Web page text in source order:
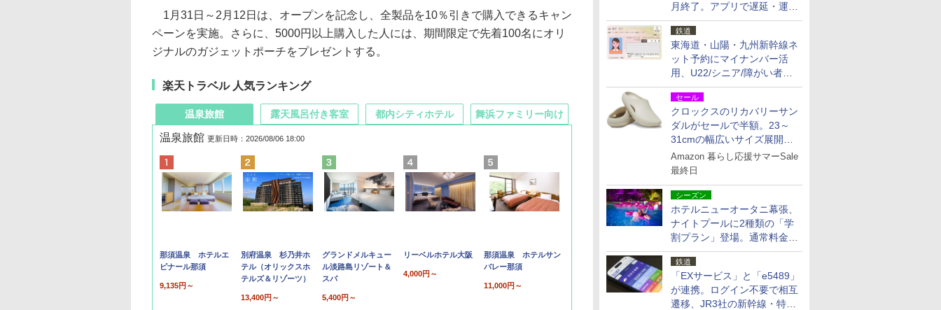
月終了。アプリで遅延・運休
も確認可能に
鉄道
東海道・山陽・九州新幹線ネ
ット予約にマイナンバー活
用、U22/シニア/障がい者割
を9月15日から発売
セール
クロックスのリカバリーサン
ダルがセールで半額。23～
31cmの幅広いサイズ展開、
独自のクッション素材を採用
Amazon 暮らし応援サマーSale
最終日
シーズン
ホテルニューオータニ幕張、
ナイトプールに2種類の「学
割プラン」登場。通常料金の
およそ半額でお得に夜活
鉄道
「EXサービス」と「e5489」
が連携。ログイン不要で相互
遷移、JR3社の新幹線・特急
1月31日～2月12日は、オープンを記念し、全製品を10％引きで購入できるキャン
ペーンを実施。さらに、5000円以上購入した人には、期間限定で先着100名にオリ
ジナルのガジェットポーチをプレゼントする。
楽天トラベル 人気ランキング
温泉旅館
温泉旅館 更新日時：2026/08/06 18:00
那須温泉 ホテルエ
ピナール那須
9,135円～
別府温泉 杉乃井ホ
テル（オリックスホ
テルズ＆リゾーツ）
13,400円～
グランドメルキュー
ル淡路島リゾート＆
スパ
5,400円～
リーベルホテル大阪
4,000円～
那須温泉 ホテルサン
バレー那須
11,000円～
露天風呂付き客室 都内シティホテル 舞浜ファミリー向け